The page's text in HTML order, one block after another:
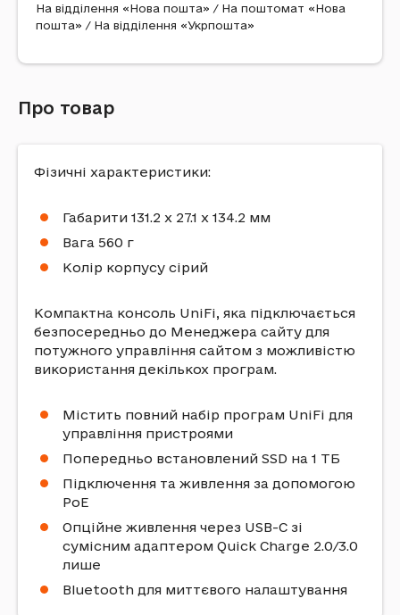
На відділення «Нова пошта» / На поштомат «Нова
пошта» / На відділення «Укрпошта»
Про товар
Фізичні характеристики:
Габарити 131.2 x 27.1 x 134.2 мм
Вага 560 г
Колір корпусу сірий
Компактна консоль UniFi, яка підключається
безпосередньо до Менеджера сайту для
потужного управління сайтом з можливістю
використання декількох програм.
Містить повний набір програм UniFi для
управління пристроями
Попередньо встановлений SSD на 1 ТБ
Підключення та живлення за допомогою
PoE
Опційне живлення через USB-C зі
сумісним адаптером Quick Charge 2.0/3.0
лише
Bluetooth для миттєвого налаштування